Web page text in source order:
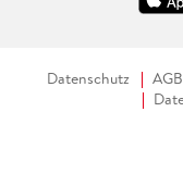
Datenschutz AGB